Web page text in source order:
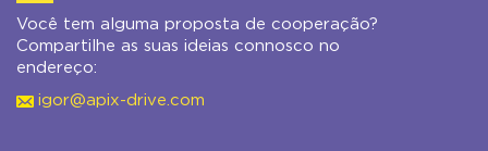
Você tem alguma proposta de cooperação?
Compartilhe as suas ideias connosco no
endereço:
igor@apix-drive.com